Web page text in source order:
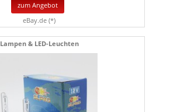
zum Angebot
eBay.de (*)
Lampen & LED-Leuchten